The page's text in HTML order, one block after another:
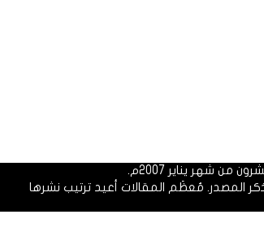
المصدر. مُعظَم المقالات أعيد ترتيب نشرها